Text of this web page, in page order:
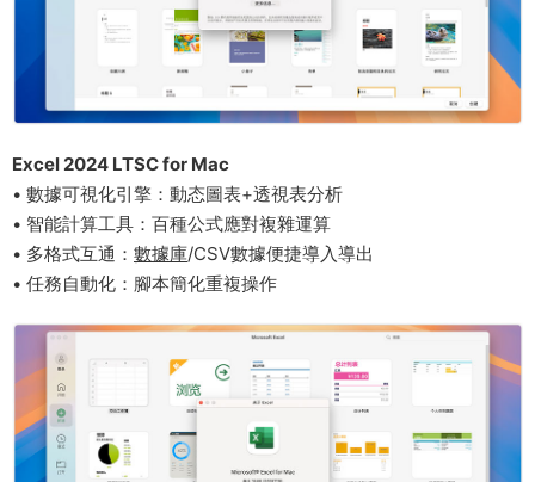
​Excel 2024 LTSC​​ for Mac
• 數據可視化引擎：動态圖表+透視表分析
• 智能計算工具：百種公式應對複雜運算
• 多格式互通： 數據庫/CSV數據便捷導入導出
• 任務自動化：腳本簡化重複操作